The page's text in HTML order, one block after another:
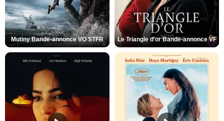
Mutiny Bande-annonce VO STFR Le Triangle d'or Bande-annonce VF